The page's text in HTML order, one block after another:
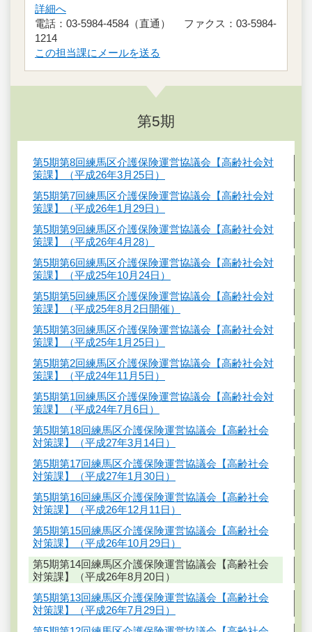
詳細へ
電話：03-5984-4584（直通） ファクス：03-5984-
1214
この担当課にメールを送る
第5期
第5期第8回練馬区介護保険運営協議会【高齢社会対
策課】（平成26年3月25日）
第5期第7回練馬区介護保険運営協議会【高齢社会対
策課】（平成26年1月29日）
第5期第9回練馬区介護保険運営協議会【高齢社会対
策課】（平成26年4月28）
第5期第6回練馬区介護保険運営協議会【高齢社会対
策課】（平成25年10月24日）
第5期第5回練馬区介護保険運営協議会【高齢社会対
策課】（平成25年8月2日開催）
第5期第3回練馬区介護保険運営協議会【高齢社会対
策課】（平成25年1月25日）
第5期第2回練馬区介護保険運営協議会【高齢社会対
策課】（平成24年11月5日）
第5期第1回練馬区介護保険運営協議会【高齢社会対
策課】（平成24年7月6日）
第5期第18回練馬区介護保険運営協議会【高齢社会
対策課】（平成27年3月14日）
第5期第17回練馬区介護保険運営協議会【高齢社会
対策課】（平成27年1月30日）
第5期第16回練馬区介護保険運営協議会【高齢社会
対策課】（平成26年12月11日）
第5期第15回練馬区介護保険運営協議会【高齢社会
対策課】（平成26年10月29日）
第5期第14回練馬区介護保険運営協議会【高齢社会
対策課】（平成26年8月20日）
第5期第13回練馬区介護保険運営協議会【高齢社会
対策課】（平成26年7月29日）